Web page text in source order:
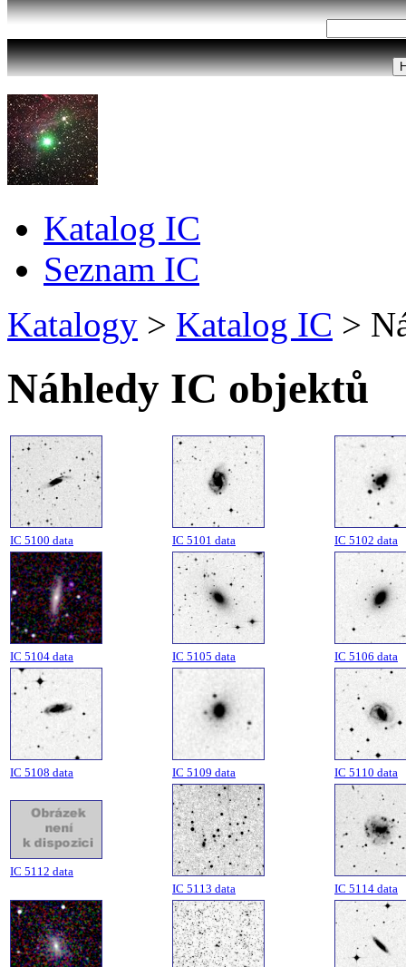
Katalog IC
Seznam IC
Katalogy > Katalog IC >
Náhledy IC objektů
IC 5100 data IC 5101 data IC 5102 data
IC 5104 data IC 5105 data IC 5106 data
IC 5108 data IC 5109 data IC 5110 data
IC 5112 data
IC 5113 data
IC 5114 data